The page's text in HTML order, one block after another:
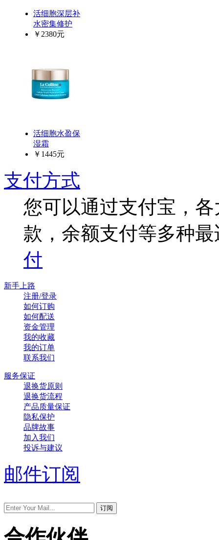
活细胞深层补
水密集修护
￥2380元
活细胞水盈保
湿霜
￥1445元
支付方式
您可以通过支付宝，
款，余额支付等多种
付
新手上路
注册/登录
如何订购
如何配送
资金管理
我的收藏
我的订单
联系我们
服务保证
退换货原则
退换货流程
产品质量保证
隐私保护
品牌故事
加入我们
投诉与建议
邮件订阅